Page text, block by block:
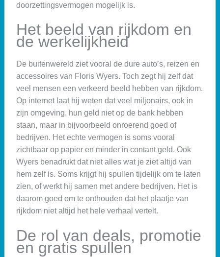
doorzettingsvermogen mogelijk is.
Het beeld van rijkdom en
de werkelijkheid
De buitenwereld ziet vooral de dure auto’s, reizen en
accessoires van Floris Wyers. Toch zegt hij zelf dat
veel mensen een verkeerd beeld hebben van rijkdom.
Op internet laat hij weten dat veel miljonairs, ook in
zijn omgeving, hun geld niet op de bank hebben
staan, maar in bijvoorbeeld onroerend goed of
bedrijven. Het echte vermogen is soms vooral
zichtbaar op papier en minder in contant geld. Ook
Wyers benadrukt dat niet alles wat je ziet altijd van
hem zelf is. Soms krijgt hij spullen tijdelijk om te laten
zien, of werkt hij samen met andere bedrijven. Het is
daarom goed om te onthouden dat het plaatje van
rijkdom niet altijd het hele verhaal vertelt.
De rol van deals, promotie
en gratis spullen